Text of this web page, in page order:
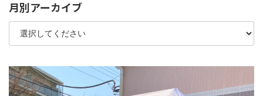
月別アーカイブ